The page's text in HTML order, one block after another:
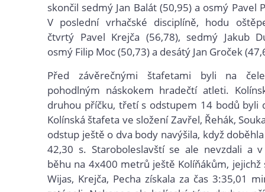
skončil sedmý Jan Balát (50,95) a osmý Pavel
V poslední vrhačské disciplíně, hodu
čtvrtý Pavel Krejča (56,78), sedmý Jakub
osmý Filip Moc (50,73) a desátý Jan Groček
Před závěrečnými štafetami byli na
pohodlným náskokem hradečtí atleti.
druhou příčku, třetí s odstupem 14 bodů byli
Kolínská štafeta ve složení Zavřel, Řehák,
odstup ještě o dva body navýšila, když
42,30 s. Staroboleslavští se ale nevzdali a
běhu na 4x400 metrů ještě Kolíňákům, jejichž
Wijas, Krejča, Pecha získala za čas 3:35,01